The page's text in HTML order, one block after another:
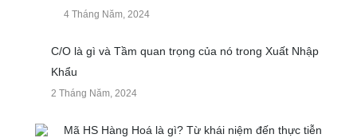
4 Tháng Năm, 2024
C/O là gì và Tầm quan trọng của nó trong Xuất Nhập
Khẩu
2 Tháng Năm, 2024
Mã HS Hàng Hoá là gì? Từ khái niệm đến thực tiễn